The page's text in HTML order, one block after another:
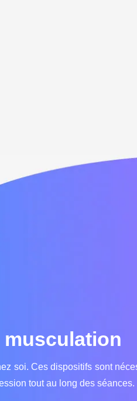
soi. Ces dispositifs sont
tout au long des séances.